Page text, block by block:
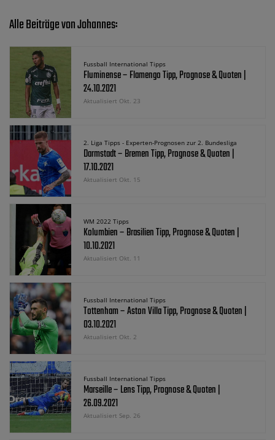
Alle Beiträge von Johannes:
Fussball International Tipps
Fluminense – Flamengo Tipp, Prognose & Quoten |
24.10.2021
Aktualisiert Okt. 23
2. Liga Tipps - Experten-Prognosen zur 2. Bundesliga
Darmstadt – Bremen Tipp, Prognose & Quoten |
17.10.2021
Aktualisiert Okt. 15
WM 2022 Tipps
Kolumbien – Brasilien Tipp, Prognose & Quoten |
10.10.2021
Aktualisiert Okt. 11
Fussball International Tipps
Tottenham – Aston Villa Tipp, Prognose & Quoten |
03.10.2021
Aktualisiert Okt. 2
Fussball International Tipps
Marseille – Lens Tipp, Prognose & Quoten |
26.09.2021
Aktualisiert Sep. 26